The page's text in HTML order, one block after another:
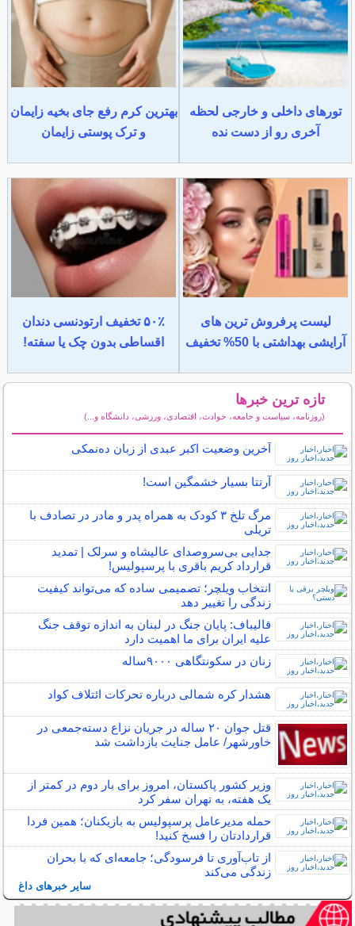
تورهای داخلی و خارجی لحظه
آخری رو از دست نده
بهترین کرم رفع جای بخیه زایمان
و ترک پوستی زایمان
لیست پرفروش ترین های
آرایشی بهداشتی با 50% تخفیف
۵۰٪ تخفیف ارتودنسی دندان
اقساطی بدون چک یا سفته!
تازه ترین خبرها
(روزنامه، سیاست و جامعه، حوادث، اقتصادی، ورزشی، دانشگاه و...)
آخرین وضعیت اکبر عبدی از زبان ده‌نمکی
آرتتا بسیار خشمگین است!
مرگ تلخ ۳ کودک به همراه پدر و مادر در تصادف با
تریلی
جدایی بی‌سرو‌صدای عالیشاه و سرلک | تمدید
قرارداد کریم باقری با پرسپولیس!
انتخاب ویلچر؛ تصمیمی ساده که می‌تواند کیفیت
زندگی را تغییر دهد
قالیباف: پایان جنگ در لبنان به اندازه توقف جنگ
علیه ایران برای ما اهمیت دارد
زنان در سکونتگاهی ۹۰۰۰ساله
هشدار کره شمالی درباره تحرکات ائتلاف کواد
قتل جوان ۲۰ ساله در جریان نزاع دسته‌جمعی در
خاورشهر/ عامل جنایت بازداشت شد
وزیر کشور پاکستان، امروز برای بار دوم در کمتر از
یک هفته، به تهران سفر کرد
حمله مدیرعامل پرسپولیس به بازیکنان؛ همین فردا
قراردادتان را فسخ کنید!
از تاب‌آوری تا فرسودگی؛ جامعه‌ای که با بحران
زندگی می‌کند
سایر خبرهای داغ